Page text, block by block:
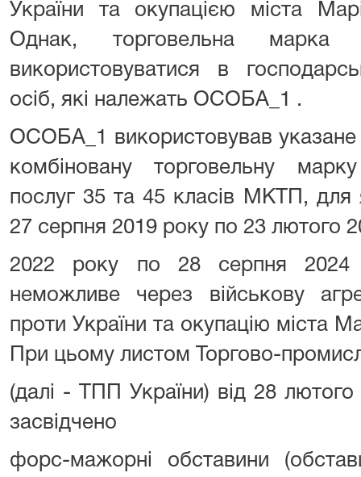
України та окупацією міста
Однак, торговельна марка
використовуватися в
осіб, які належать ОСОБА_1 .
ОСОБА_1 використовував указане
комбіновану торговельну
послуг 35 та 45 класів МКТП, для
27 серпня 2019 року по 23 лютого
2022 року по 28 серпня 2024
неможливе через військову
проти України та окупацію міста
При цьому листом Торгово-
(далі - ТПП України) від 28
засвідчено
форс-мажорні обставини